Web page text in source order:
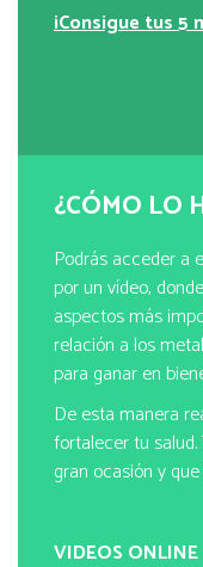
¡Consigue tus 5
¿CÓMO LO
Podrás acceder a
por un vídeo,
aspectos más
relación a los
para ganar en
De esta manera
fortalecer tu
gran ocasión y
VIDEOS ONLINE